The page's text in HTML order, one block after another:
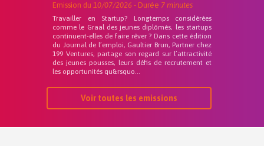
Emission du 10/07/2026 - Durée 7 minutes
Travailler en Startup? Longtemps considérées
comme le Graal des jeunes diplômés, les startups
continuent-elles de faire rêver ? Dans cette édition
du Journal de l’emploi, Gaultier Brun, Partner chez
199 Ventures, partage son regard sur l’attractivité
des jeunes pousses, leurs défis de recrutement et
les opportunités qu&rsquo...
Voir toutes les emissions